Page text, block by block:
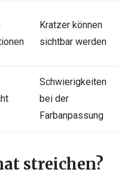
Kratzer können
sichtbar werden
Schwierigkeiten
bei der
Farbanpassung
streichen?